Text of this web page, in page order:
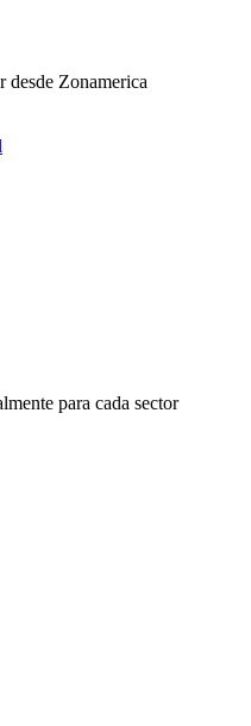
desde Zonamerica
para cada sector